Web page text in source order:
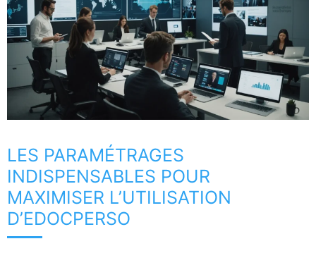
LES PARAMÉTRAGES
INDISPENSABLES POUR
MAXIMISER L’UTILISATION
D’EDOCPERSO